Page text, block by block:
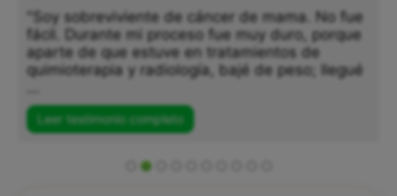
"Soy sobreviviente de cáncer de mama. No fue
fácil. Durante mi proceso fue muy duro, porque
aparte de que estuve en tratamientos de
quimioterapia y radiología, bajé de peso; llegué
Leer testimonio completo